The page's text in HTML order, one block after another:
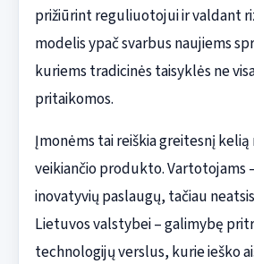
prižiūrint reguliuotojui ir valdant
modelis ypač svarbus naujiems
kuriems tradicinės taisyklės ne
pritaikomos.
Įmonėms tai reiškia greitesnį kelią
veikiančio produkto. Vartotojams
inovatyvių paslaugų, tačiau
Lietuvos valstybei – galimybę
technologijų verslus, kurie ieško